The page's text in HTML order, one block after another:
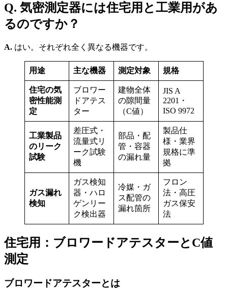
Q. 気密測定器には住宅用と工業用があ
るのですか？
A. はい。それぞれ全く異なる機器です。
用途 主な機器 測定対象 規格
住宅の気
密性能測
定
ブロワー
ドアテス
ター
建物全体
の隙間量
（C値）
JIS A
2201・
ISO 9972
工業製品
のリーク
試験
差圧式・
流量式リ
ーク試験
機
部品・配
管・容器
の漏れ量
製品仕
様・業界
規格に準
拠
ガス漏れ
検知
ガス検知
器・ハロ
ゲンリー
ク検出器
冷媒・ガ
ス配管の
漏れ箇所
フロン
法・高圧
ガス保安
法
住宅用：ブロワードアテスターとC値
測定
ブロワードアテスターとは